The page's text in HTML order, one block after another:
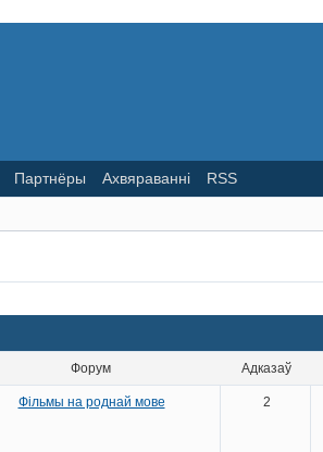
Партнёры Ахвяраванні RSS
Форум адказаў
Фільмы на роднай мове 2